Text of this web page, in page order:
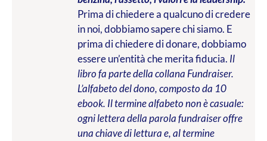
Prima di chiedere a qualcuno di credere
in noi, dobbiamo sapere chi siamo. E
prima di chiedere di donare, dobbiamo
essere un’entità che merita fiducia. Il
libro fa parte della collana Fundraiser.
L’alfabeto del dono, composto da 10
ebook. Il termine alfabeto non è casuale:
ogni lettera della parola fundraiser offre
una chiave di lettura e, al termine